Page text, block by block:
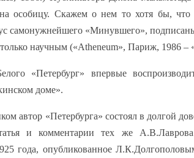
особицу. Скажем о нем то хотя бы, что
самонужнейшего «Минувшего»,
научным («Atheneum», Париж, 1986
«Петербург» впервые
доме».
автор «Петербурга» состоял в долгой
и комментарии тех же
года, опубликованное